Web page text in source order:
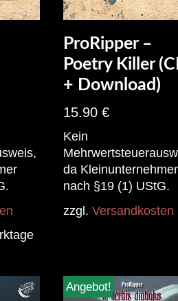
ProRipper –
Poetry Killer
+ Download)
15.90€
Kein
da Kleinunternehmer
nach §19 (1) UStG.
zzgl.Versandkosten
Angebot!